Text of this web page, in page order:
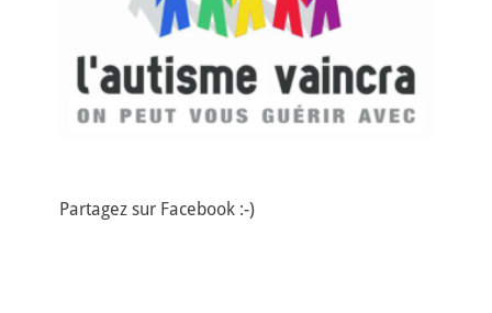
Partagez sur Facebook :-)